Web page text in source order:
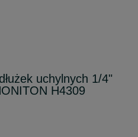
uchylnych 1/4"
H4309